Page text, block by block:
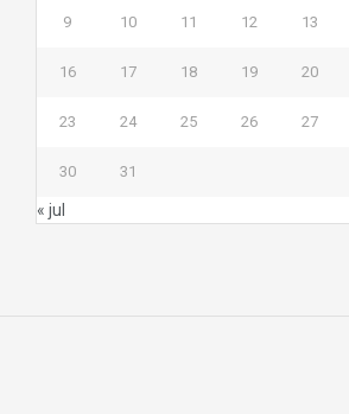
9 10 11 12 13
16 17 18 19 20
23 24 25 26 27
30 31
« jul